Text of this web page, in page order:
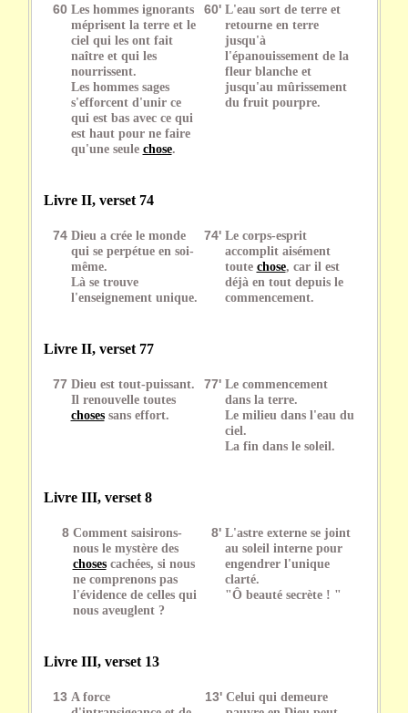
60 Les hommes ignorants
méprisent la terre et le
ciel qui les ont fait
naître et qui les
nourrissent.
Les hommes sages
s'efforcent d'unir ce
qui est bas avec ce qui
est haut pour ne faire
qu'une seule chose.
60' L'eau sort de terre et
retourne en terre
jusqu'à
l'épanouissement de la
fleur blanche et
jusqu'au mûrissement
du fruit pourpre.
Livre II, verset 74
74 Dieu a crée le monde
qui se perpétue en soi-
même.
Là se trouve
l'enseignement unique.
74' Le corps-esprit
accomplit aisément
toute chose, car il est
déjà en tout depuis le
commencement.
Livre II, verset 77
77 Dieu est tout-puissant.
Il renouvelle toutes
chosessans effort.
77' Le commencement
dans la terre.
Le milieu dans l'eau du
ciel.
La fin dans le soleil.
Livre III, verset 8
8 Comment saisirons-
nous le mystère des
chosescachées, si nous
ne comprenons pas
l'évidence de celles qui
nous aveuglent ?
8' L'astre externe se joint
au soleil interne pour
engendrer l'unique
clarté.
"Ô beauté secrète ! "
Livre III, verset 13
13 A force
13' Celui qui demeure